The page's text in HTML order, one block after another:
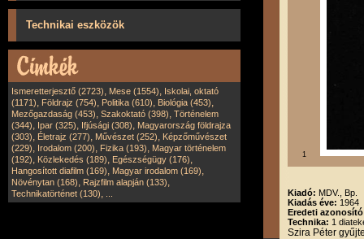
Technikai eszközök
Ismeretterjesztő (2723), Mese (1554), Iskolai, oktató
(1171), Földrajz (754), Politika (610), Biológia (453),
Mezőgazdaság (453), Szakoktató (398), Történelem
(344), Ipar (325), Ifjúsági (308), Magyarország földrajza
(303), Életrajz (277), Művészet (252), Képzőművészet
(229), Irodalom (200), Fizika (193), Magyar történelem
(192), Közlekedés (189), Egészségügy (176),
Hangosított diafilm (169), Magyar irodalom (169),
Növénytan (168), Rajzfilm alapján (133),
Technikatörténet (130),
1
Kiadó: MDV., Bp.
Kiadás éve: 1964
Eredeti
Technika: 1
Szira Péter